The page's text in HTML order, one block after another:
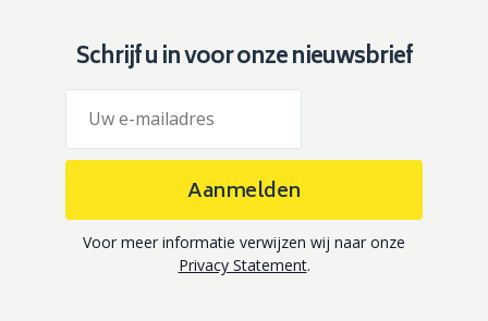
Schrijf u in voor onze nieuwsbrief
Aanmelden
Voor meer informatie verwijzen wij naar onze
Privacy Statement.